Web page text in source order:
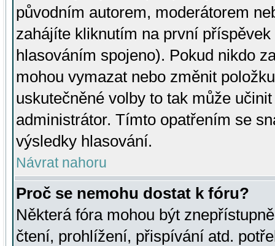
původním autorem, moderátorem
zahájíte kliknutím na první
hlasováním spojeno). Pokud nikdo
mohou vymazat nebo změnit
uskutečněné volby to tak může
administrátor. Tímto opatřením se
výsledky hlasování.
Návrat nahoru
Proč se nemohu dostat k fóru?
Některá fóra mohou být
čtení, prohlížení, přispívání atd.